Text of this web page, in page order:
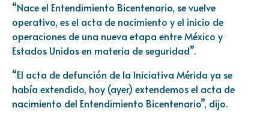
“Nace el Entendimiento Bicentenario, se vuelve
operativo, es el acta de nacimiento y el inicio de
operaciones de una nueva etapa entre México y
Estados Unidos en materia de seguridad”.
“El acta de defunción de la Iniciativa Mérida ya se
había extendido, hoy (ayer) extendemos el acta de
nacimiento del Entendimiento Bicentenario”, dijo.